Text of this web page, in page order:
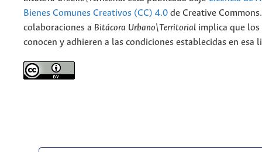
Bienes Comunes Creativos (CC) 4.0 de Creative
colaboraciones a Bitácora Urbano\Territorial implica que los
conocen y adhieren a las condiciones establecidas en esa